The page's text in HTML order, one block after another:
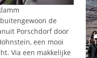
de
Porschdorf door
een mooi
Via een makkelijke